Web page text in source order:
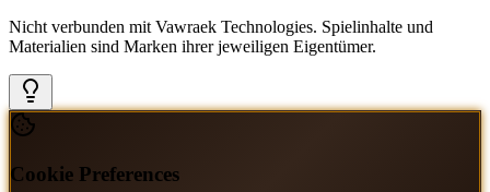
Nicht verbunden mit Vawraek Technologies. Spielinhalte und
Materialien sind Marken ihrer jeweiligen Eigentümer.
Cookie Preferences